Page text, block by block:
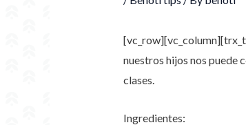
nuestros hijos nos puede
clases.
Ingredientes: